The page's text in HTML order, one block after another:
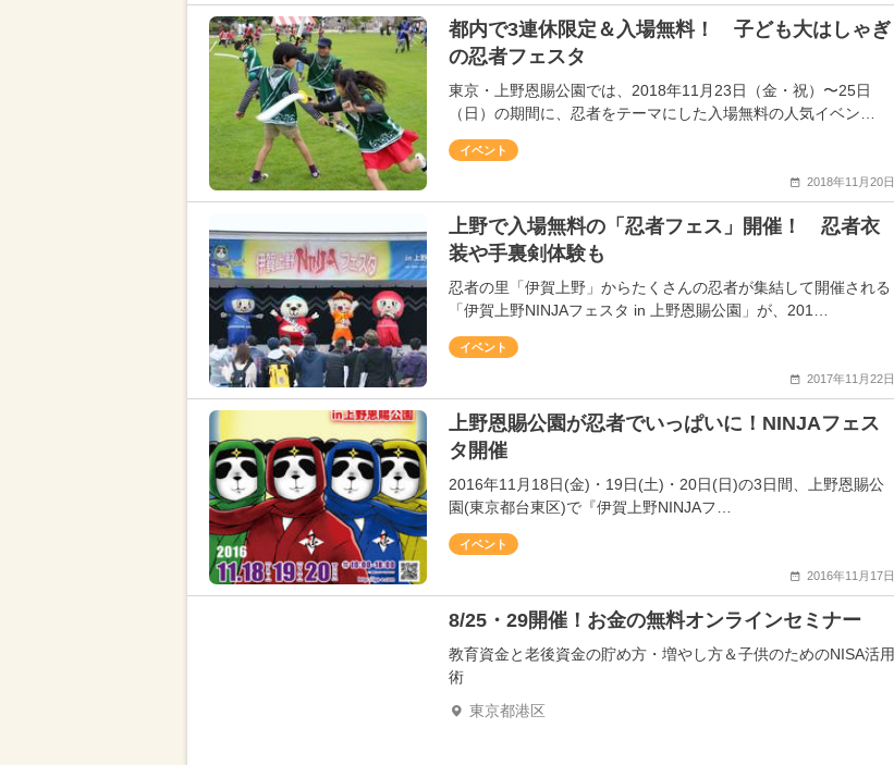
都内で3連休限定＆入場無料！ 子ども大はしゃぎ
の忍者フェスタ
東京・上野恩賜公園では、2018年11月23日（金・祝）〜25日
（日）の期間に、忍者をテーマにした入場無料の人気イベン…
イベント
2018年11月20日
上野で入場無料の「忍者フェス」開催！ 忍者衣
装や手裏剣体験も
忍者の里「伊賀上野」からたくさんの忍者が集結して開催される
「伊賀上野NINJAフェスタ in 上野恩賜公園」が、201…
イベント
2017年11月22日
上野恩賜公園が忍者でいっぱいに！NINJAフェス
タ開催
2016年11月18日(金)・19日(土)・20日(日)の3日間、上野恩賜公
園(東京都台東区)で『伊賀上野NINJAフ…
イベント
2016年11月17日
8/25・29開催！お金の無料オンラインセミナー
教育資金と老後資金の貯め方・増やし方＆子供のためのNISA活用
術
東京都港区